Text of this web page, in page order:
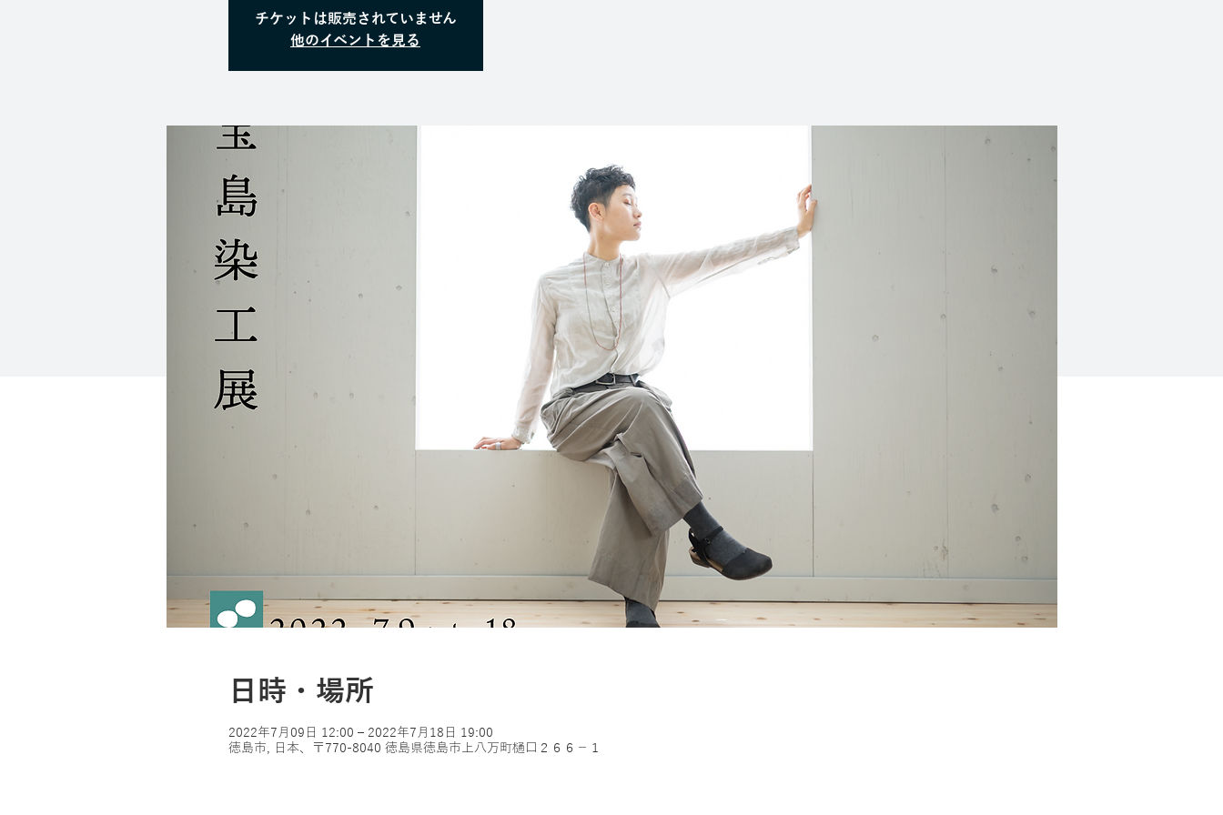
チケットは販売されていません
他のイベントを見る
日時・場所
2022年7月09日 12:00 – 2022年7月18日 19:00
徳島市, 日本、〒770-8040 徳島県徳島市上八万町樋口２６６−１